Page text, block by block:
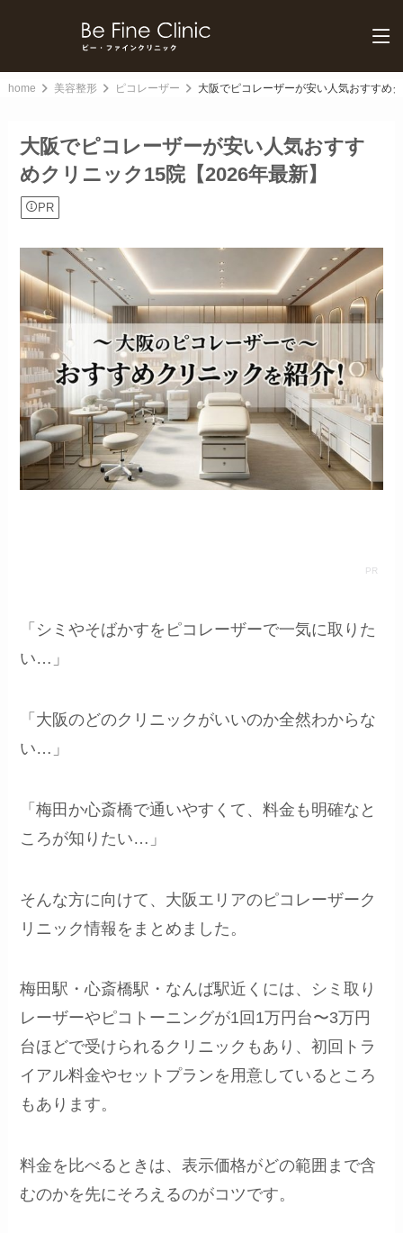
home 美容整形 ピコレーザー 大阪でピコレーザーが安い人気おすすめ
大阪でピコレーザーが安い人気おすす
めクリニック15院【2026年最新】
PR
「シミやそばかすをピコレーザーで一気に取りた
い…」
「大阪のどのクリニックがいいのか全然わからな
い…」
「梅田か心斎橋で通いやすくて、料金も明確なと
ころが知りたい…」
そんな方に向けて、大阪エリアのピコレーザーク
リニック情報をまとめました。
梅田駅・心斎橋駅・なんば駅近くには、シミ取り
レーザーやピコトーニングが1回1万円台〜3万円
台ほどで受けられるクリニックもあり、初回トラ
イアル料金やセットプランを用意しているところ
もあります。
料金を比べるときは、表示価格がどの範囲まで含
むのかを先にそろえるのがコツです。